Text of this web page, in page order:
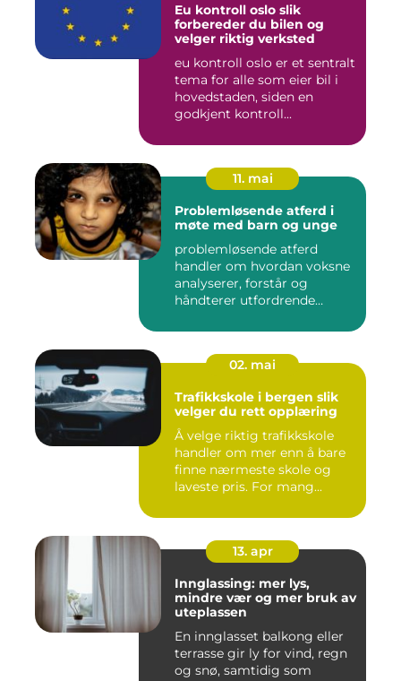
Eu kontroll oslo slik
forbereder du bilen og
velger riktig verksted
eu kontroll oslo er et sentralt
tema for alle som eier bil i
hovedstaden, siden en
godkjent kontroll...
11. mai
Problemløsende atferd i
møte med barn og unge
problemløsende atferd
handler om hvordan voksne
analyserer, forstår og
håndterer utfordrende
02. mai
Trafikkskole i bergen slik
velger du rett opplæring
Å velge riktig trafikkskole
handler om mer enn å bare
finne nærmeste skole og
laveste pris. For mang...
13. apr
Innglassing: mer lys,
mindre vær og mer bruk av
uteplassen
En innglasset balkong eller
terrasse gir ly for vind, regn
og snø, samtidig som